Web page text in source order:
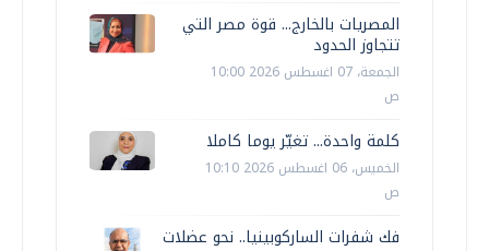
المصريات بالخارج... قوة مصر التي
تتجاوز الحدود
الجمعة، 07 اغسطس 2026 10:00
ص
كلمة واحدة... تغيّر يوما كاملا
الخميس، 06 اغسطس 2026 10:10
ص
فك شفرات الساركوبينيا.. نحو عضلات